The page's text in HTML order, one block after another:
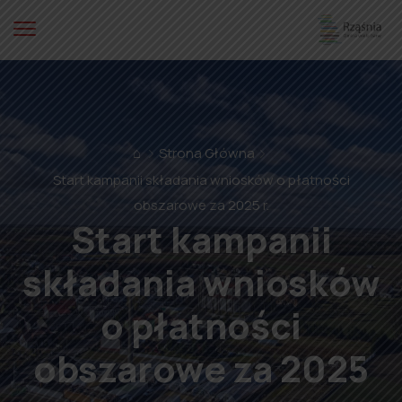
⌂
Strona Główna
Start kampanii składania wniosków o płatności
obszarowe za 2025 r.
Start kampanii
składania wniosków
o płatności
obszarowe za 2025